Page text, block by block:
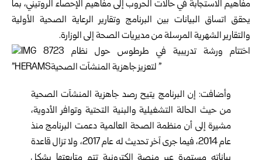
مفاهيم الاستجابة في حالات الحروب إلى مفاهيم الإحصاء الروتيني، بما
يحقق اتساق البيانات بين البرنامج وتقارير الرعاية الصحية الأولية
والتقارير الشهرية المرسلة من مديريات الصحة إلى الوزارة.
وأضافت: إن البرنامج يتيح رصد جاهزية المنشآت الصحية
من حيث الحالة التشغيلية والبنية التحتية وتوافر الأدوية،
مشيرة إلى أن منظمة الصحة العالمية دعمت البرنامج منذ
عام 2014، فيما جرى آخر تحديث له عام 2017، ولا تزال قاعدة